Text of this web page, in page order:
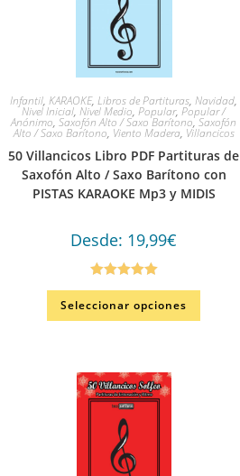
Infantil,KARAOKE,Libros de Partituras,Navidad,
Nivel Inicial,Nivel Medio,Popular,Popular /
Anónimo,Saxofón Alto / Saxo Barítono,Saxofón
Alto / Saxo Barítono, Viento Madera, Villancicos
50 Villancicos Libro PDF Partituras de
Saxofón Alto / Saxo Barítono con
PISTAS KARAOKE Mp3 y MIDIS
Desde: 19,99€
Valorado en
5.00de 5
Seleccionar opciones